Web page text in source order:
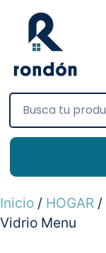
Inicio / HOGAR /
Vidrio Menu